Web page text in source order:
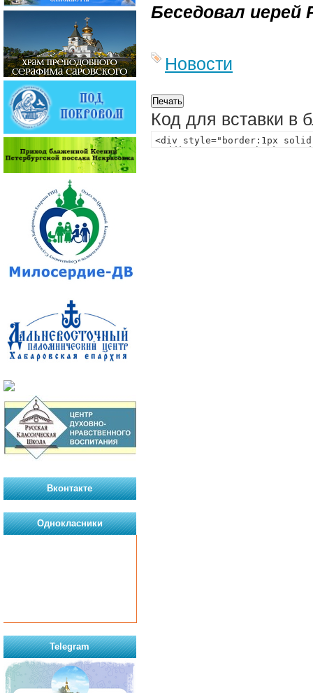
Беседовал
Новости
Код для вставки в
Вконтакте
Однокласники
Telegram